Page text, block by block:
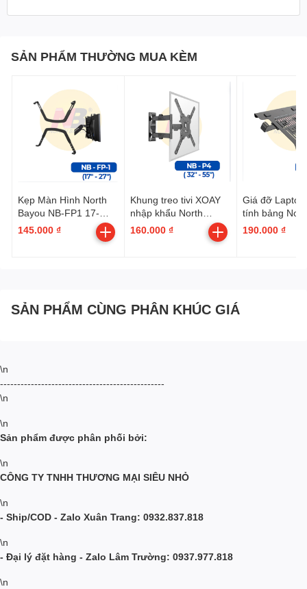
SẢN PHẨM THƯỜNG MUA KÈM
Kẹp Màn Hình North
Bayou NB-FP1 17-
27inch Cho Màn Hình
Không Có Lỗ Bắt Vít
145.000 ₫
Khung treo tivi XOAY
nhập khẩu North
Bayou P4 Hộp đen
(32"-55" | Thùng 5 cái
160.000 ₫
Giá đỡ
tính bảng
FP-2 (10"-17")
190.000 ₫
SẢN PHẨM CÙNG PHÂN KHÚC GIÁ
\n
------------------------------------------------
\n
\n
Sản phẩm được phân phối bởi:
\n
CÔNG TY TNHH THƯƠNG MẠI SIÊU NHỎ
\n
- Ship/COD - Zalo Xuân Trang: 0932.837.818
\n
- Đại lý đặt hàng - Zalo Lâm Trường: 0937.977.818
\n